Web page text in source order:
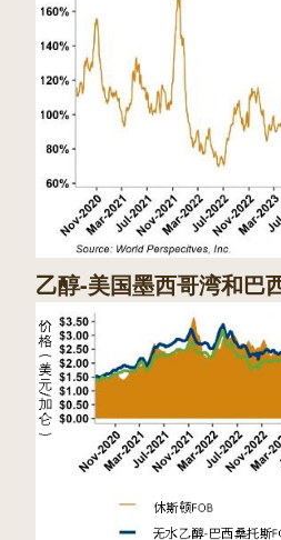
乙醇-美国墨西哥湾和巴